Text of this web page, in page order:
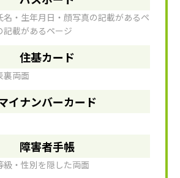
名・生年月日・顔写真の記載があるペ
記載があるページ
住基カード
裏両面
イナンバーカード
障害者手帳
級・性別を隠した両面